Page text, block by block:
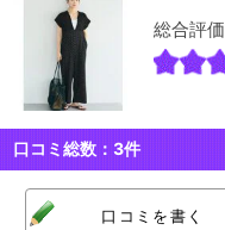
総合評価
口コミ総数：3件
口コミを書く